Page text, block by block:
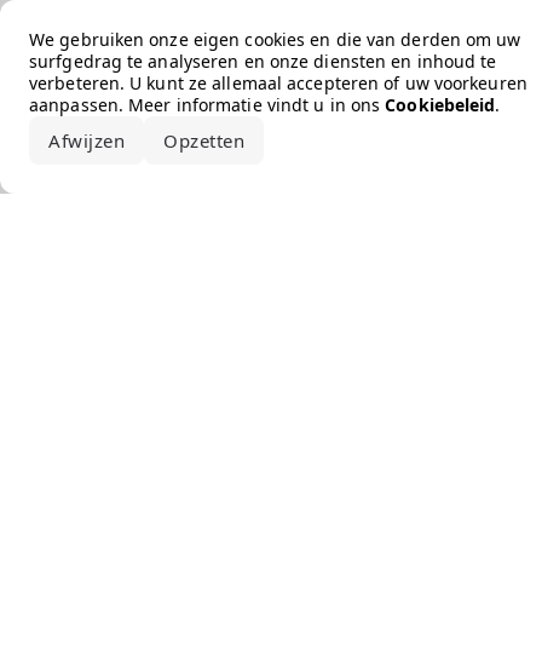
We gebruiken onze eigen cookies en die van derden om uw
surfgedrag te analyseren en onze diensten en inhoud te
verbeteren. U kunt ze allemaal accepteren of uw voorkeuren
aanpassen. Meer informatie vindt u in onsCookiebeleid.
Afwijzen Opzetten
Error loading the brand